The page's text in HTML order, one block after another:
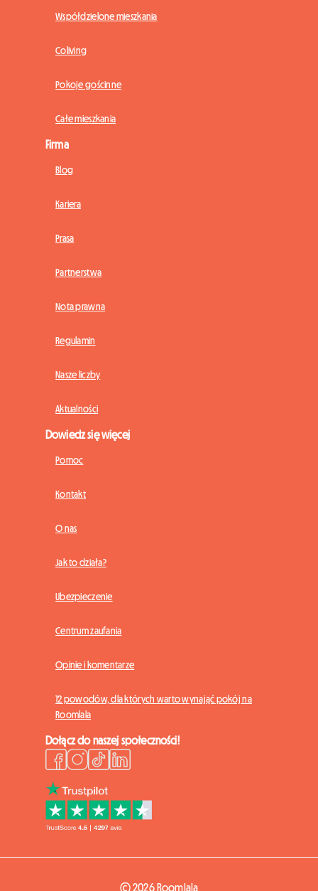
Współdzielone mieszkania
Coliving
Pokoje gościnne
Całe mieszkania
Firma
Blog
Kariera
Prasa
Partnerstwa
Nota prawna
Regulamin
Nasze liczby
Aktualności
Dowiedz się więcej
Pomoc
Kontakt
O nas
Jak to działa?
Ubezpieczenie
Centrum zaufania
Opinie i komentarze
12 powodów, dla których warto wynająć pokój na
Roomlala
Dołącz do naszej społeczności!
© 2026 Roomlala